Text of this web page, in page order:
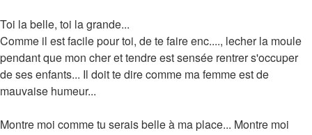
Toi la belle, toi la grande...
Comme il est facile pour toi, de te faire enc...., lecher la moule
pendant que mon cher et tendre est sensée rentrer s'occuper
de ses enfants... Il doit te dire comme ma femme est de
mauvaise humeur...
Montre moi comme tu serais belle à ma place... Montre moi